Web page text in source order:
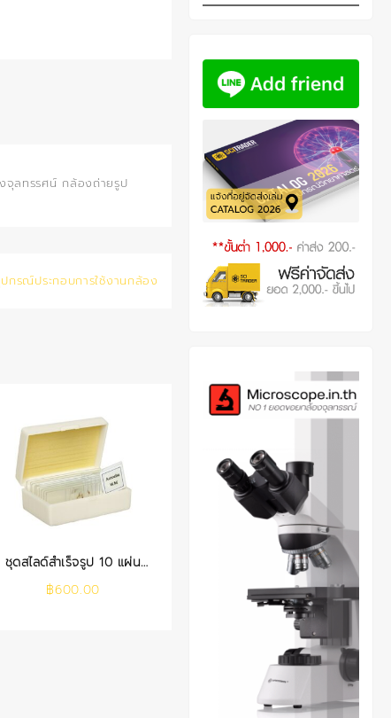
จุลทรรศน์ กล้องถ่ายรูป
กรณ์ประกอบการใช้งานกล้อง
ชุดสไลด์สำเร็จรูป 10 แผ่น
(พร้อมกล่อง)
฿600.00